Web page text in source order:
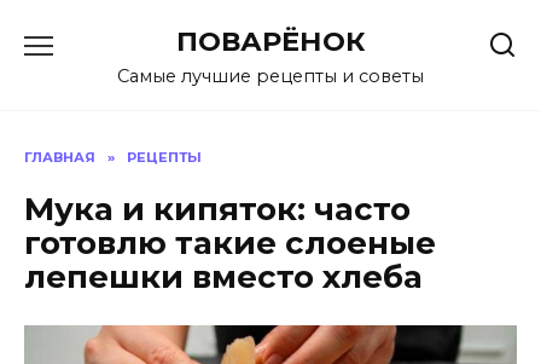
содержанию
ПОВАРЁНОК
Самые лучшие рецепты и советы
ГЛАВНАЯ » РЕЦЕПТЫ
Мука и кипяток: часто
готовлю такие слоеные
лепешки вместо хлеба